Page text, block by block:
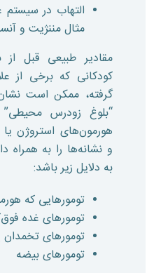
التهاب در
مثال مننژیت و
کودکانی که برخی از
گرفته، ممکن است
“بلوغ زودرس
هورمون‌های استروژن
و نشانه‌ها را به همراه
به دلایل زیر باشد:
تومورهایی که
تومورهای غده
تومورهای
تومورهای بیضه